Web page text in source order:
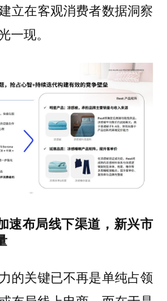
立在客观消费者数据洞察
一现。
速布局线下渠道，新兴市
的关键已不再是单纯占领